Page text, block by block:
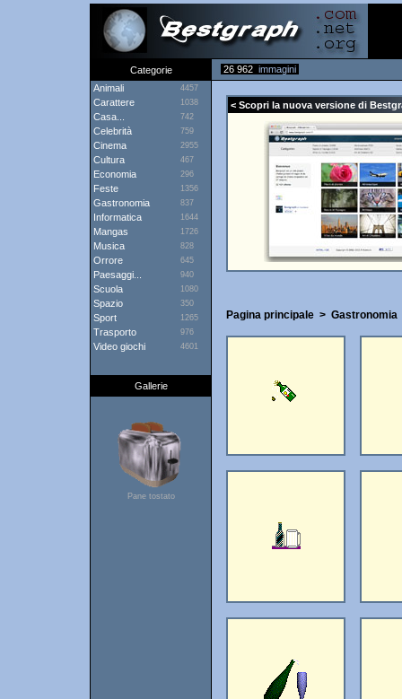
Categorie 26 962 immagini
Animali
4457
Carattere 1038
Casa... 742
Celebrità 759
Cinema 2955
Cultura 467
Economia 296
Feste 1356
Gastronomia 837
Informatica 1644
Mangas 1726
Musica 828
Orrore 645
Paesaggi... 940
Scuola 1080
Spazio 350
Sport 1265
Trasporto 976
Video giochi 4601
Gallerie
Pane tostato
< Scopri la nuova versione di
Pagina principale > Gastronomia